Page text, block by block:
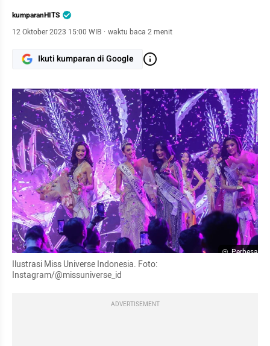
kumparanHITS
12 Oktober 2023 15:00 WIB · waktu baca 2 menit
Ikuti kumparan di Google
Perbesar
Ilustrasi Miss Universe Indonesia. Foto:
Instagram/@missuniverse_id
ADVERTISEMENT